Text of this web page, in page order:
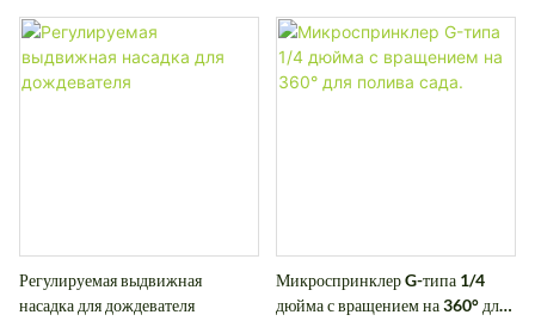
Регулируемая выдвижная
насадка для дождевателя
Микроспринклер G-типа 1/4
дюйма с вращением на 360° для